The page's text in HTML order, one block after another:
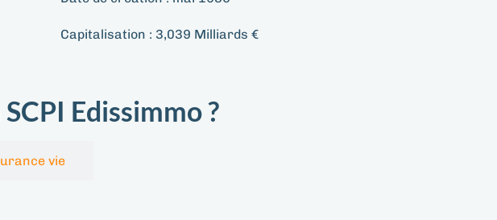
Capitalisation : 3,039 Milliards €
Edissimmo ?
vie